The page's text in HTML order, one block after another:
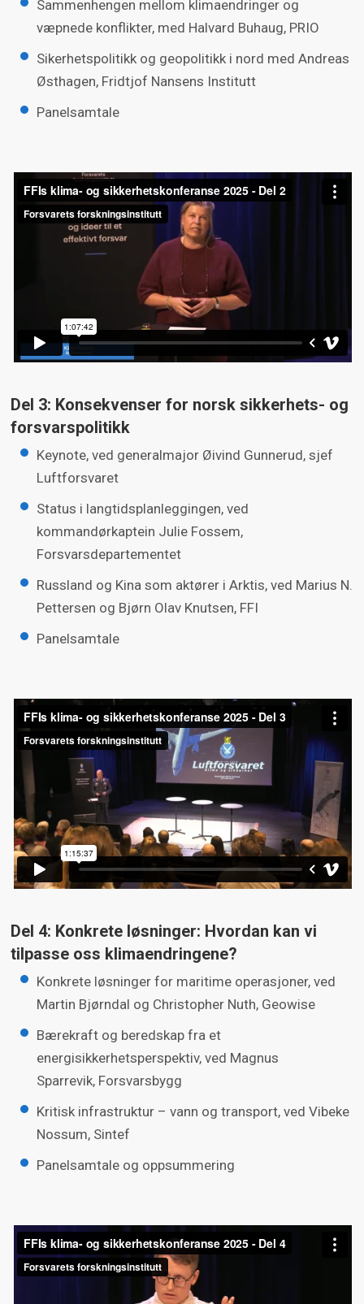
Sammenhengen mellom klimaendringer og
væpnede konflikter, med Halvard Buhaug, PRIO
Sikerhetspolitikk og geopolitikk i nord med Andreas
Østhagen, Fridtjof Nansens Institutt
Panelsamtale
Del 3: Konsekvenser for norsk sikkerhets- og
forsvarspolitikk
Keynote, ved generalmajor Øivind Gunnerud, sjef
Luftforsvaret
Status i langtidsplanleggingen, ved
kommandørkaptein Julie Fossem,
Forsvarsdepartementet
Russland og Kina som aktører i Arktis, ved Marius N.
Pettersen og Bjørn Olav Knutsen, FFI
Panelsamtale
Del 4: Konkrete løsninger: Hvordan kan vi
tilpasse oss klimaendringene?
Konkrete løsninger for maritime operasjoner, ved
Martin Bjørndal og Christopher Nuth, Geowise
Bærekraft og beredskap fra et
energisikkerhetsperspektiv, ved Magnus
Sparrevik, Forsvarsbygg
Kritisk infrastruktur – vann og transport, ved Vibeke
Nossum, Sintef
Panelsamtale og oppsummering